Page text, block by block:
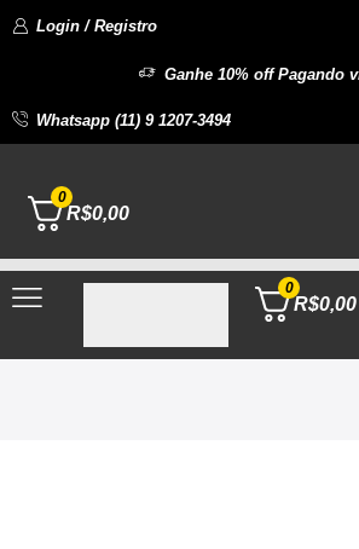
Login / Registro
Ganhe 10% off Pagando
Whatsapp (11) 9 1207-3494
0
R$0,00
0
R$0,00